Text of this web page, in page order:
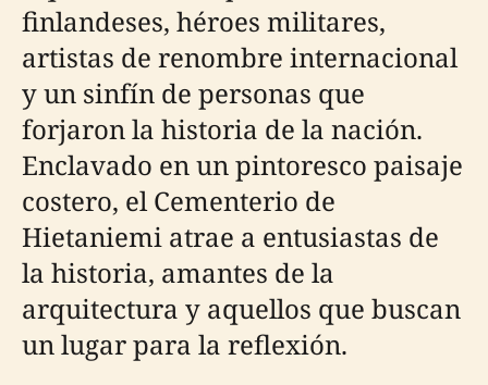
finlandeses, héroes militares,
artistas de renombre internacional
y un sinfín de personas que
forjaron la historia de la nación.
Enclavado en un pintoresco paisaje
costero, el Cementerio de
Hietaniemi atrae a entusiastas de
la historia, amantes de la
arquitectura y aquellos que buscan
un lugar para la reflexión.